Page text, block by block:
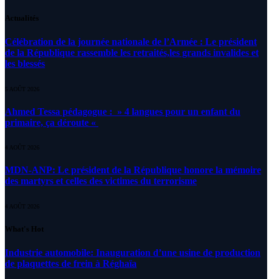
Actualités
Célébration de la journée nationale de l’Armée : Le président
de la République rassemble les retraités,les grands invalides et
les blessés
5 AOÛT 2026
Ahmed Tessa pédagogue : » 4 langues pour un enfant du
primaire, ça déroute «
4 AOÛT 2026
MDN-ANP: Le président de la République honore la mémoire
des martyrs et celles des victimes du terrorisme
4 AOÛT 2026
What's Hot
Industrie automobile: Inauguration d’une usine de production
de plaquettes de frein à Réghaïa